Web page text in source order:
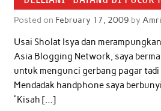
Posted on February 17, 2009 by
Usai Sholat Isya dan
Asia Blogging Network, saya
untuk mengunci gerbang pagar tadi
Mendadak handphone saya
“Kisah […]